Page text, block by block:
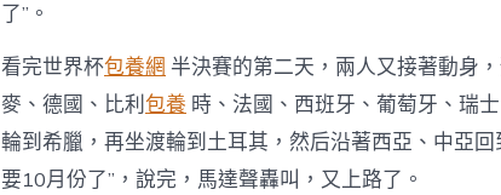
了”。
看完世界杯包養網 半決賽的第二天，兩人又接著動身
麥、德國、比利包養 時、法國、西班牙、葡萄牙、瑞
輪到希臘，再坐渡輪到土耳其，然后沿著西亞、中亞
要10月份了”，說完，馬達聲轟叫，又上路了。